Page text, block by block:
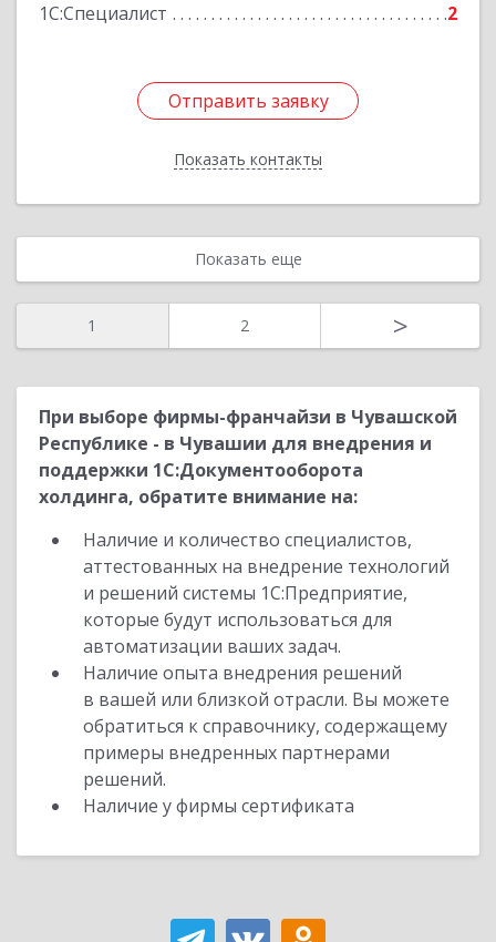
1С:Специалист 2
Отправить заявку
Показать контакты
Подробнее
Отправить заявку
Назад
Показать еще
1 2 >
При выборе фирмы-франчайзи в Чувашской
Республике - в Чувашии для внедрения и
поддержки 1С:Документооборота
холдинга, обратите внимание на:
Наличие и количество специалистов,
аттестованных на внедрение технологий
и решений системы 1С:Предприятие,
которые будут использоваться для
автоматизации ваших задач.
Наличие опыта внедрения решений
в вашей или близкой отрасли. Вы можете
обратиться к справочнику, содержащему
примеры внедренных партнерами
решений.
Наличие у фирмы сертификата